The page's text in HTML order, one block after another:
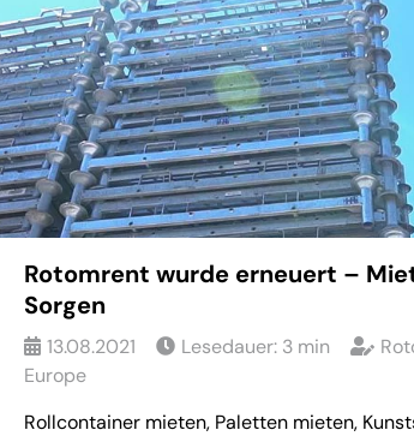
Rotomrent wurde erneuert –
Sorgen
13.08.2021 Lesedauer: 3 min
Europe
Rollcontainer mieten, Paletten mieten,